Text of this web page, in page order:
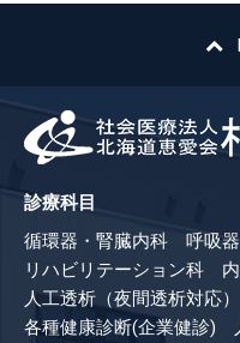
診療科目
循環器・腎臓内科 呼吸
リハビリテーション科
人工透析（夜間透析対応）
各種健康診断(企業健診)